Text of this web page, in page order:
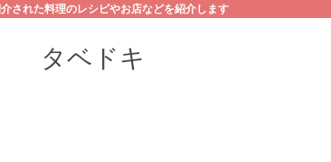
された料理のレシピやお店などを紹介します
タベドキ